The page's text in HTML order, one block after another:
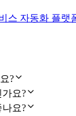
스 자동화 플랫
?
가요?
나요?